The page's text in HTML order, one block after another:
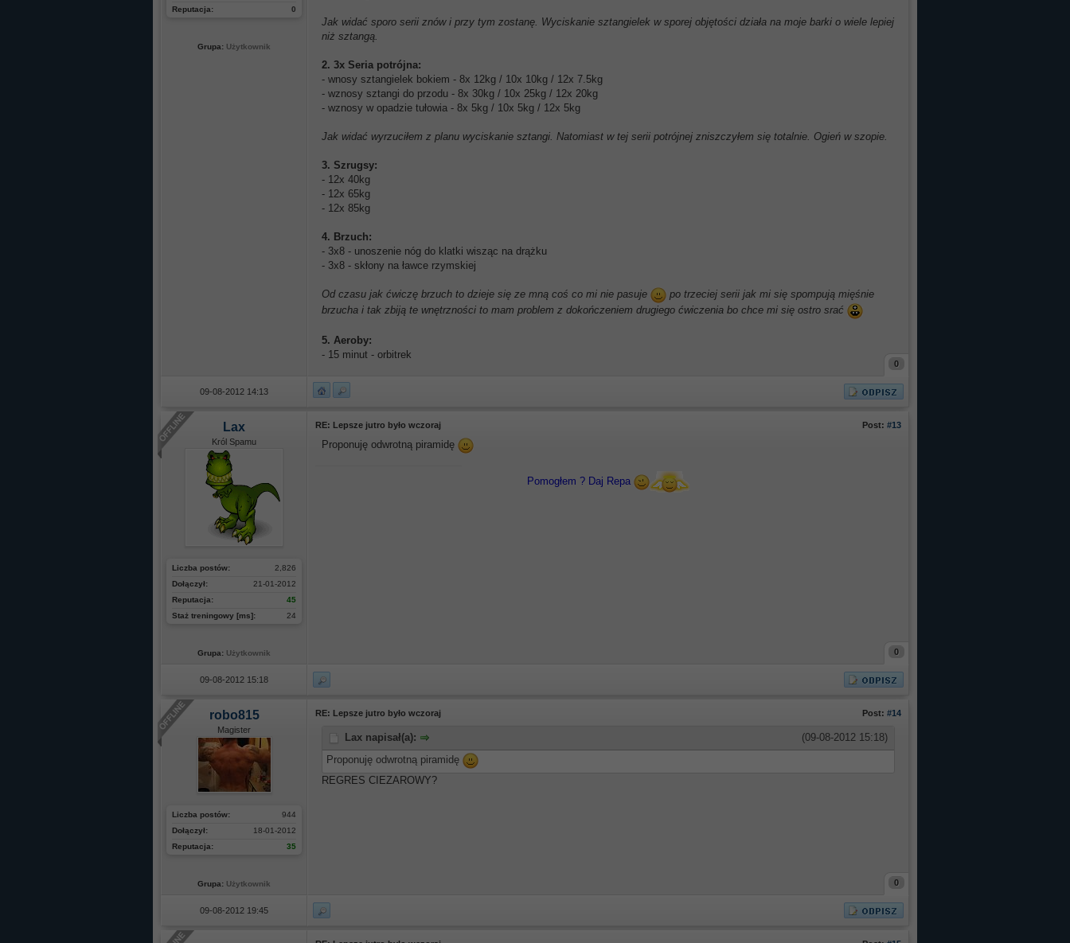
0
Reputacja:
Grupa: Użytkownik
Jak widać sporo serii znów i przy tym zostanę. Wyciskanie sztangielek w sporej objętości działa na moje barki o wiele lepiej
niż sztangą.
2. 3x Seria potrójna:
- wnosy sztangielek bokiem - 8x 12kg / 10x 10kg / 12x 7.5kg
- wznosy sztangi do przodu - 8x 30kg / 10x 25kg / 12x 20kg
- wznosy w opadzie tułowia - 8x 5kg / 10x 5kg / 12x 5kg
Jak widać wyrzuciłem z planu wyciskanie sztangi. Natomiast w tej serii potrójnej zniszczyłem się totalnie. Ogień w szopie.
3. Szrugsy:
- 12x 40kg
- 12x 65kg
- 12x 85kg
4. Brzuch:
- 3x8 - unoszenie nóg do klatki wisząc na drążku
- 3x8 - skłony na ławce rzymskiej
Od czasu jak ćwiczę brzuch to dzieje się ze mną coś co mi nie pasuje
po trzeciej serii jak mi się spompują mięśnie
brzucha i tak zbiją te wnętrzności to mam problem z dokończeniem drugiego ćwiczenia bo chce mi się ostro srać
5. Aeroby:
- 15 minut - orbitrek
09-08-2012 14:13
0
Lax
Król Spamu
2,826
Liczba postów:
21-01-2012
Dołączył:
45
Reputacja:
24
Staż treningowy [ms]:
Grupa: Użytkownik
Post: #13
RE: Lepsze jutro było wczoraj
Proponuję odwrotną piramidę
Pomogłem ? Daj Repa
09-08-2012 15:18
0
robo815
Magister
944
Liczba postów:
18-01-2012
Dołączył:
35
Reputacja:
Grupa: Użytkownik
Post: #14
RE: Lepsze jutro było wczoraj
(09-08-2012 15:18)
Lax napisał(a):
Proponuję odwrotną piramidę
REGRES CIEZAROWY?
09-08-2012 19:45
0